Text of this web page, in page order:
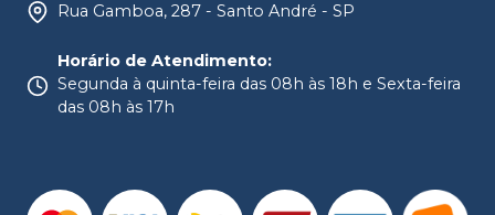
Rua Gamboa, 287 - Santo André - SP
Horário de Atendimento:
Segunda à quinta-feira das 08h às 18h e Sexta-feira
das 08h às 17h